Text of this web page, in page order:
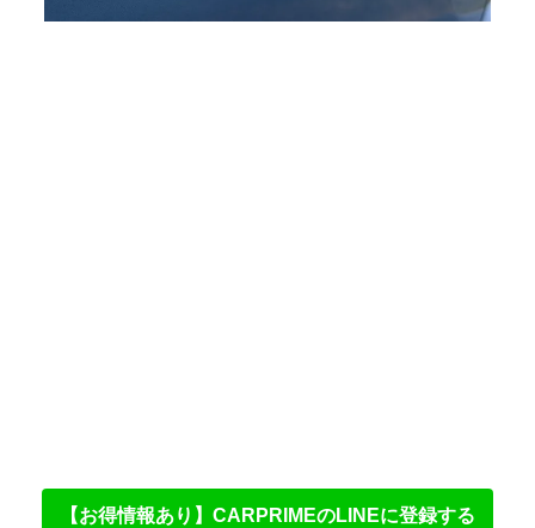
【お得情報あり】CARPRIMEのLINEに登録する